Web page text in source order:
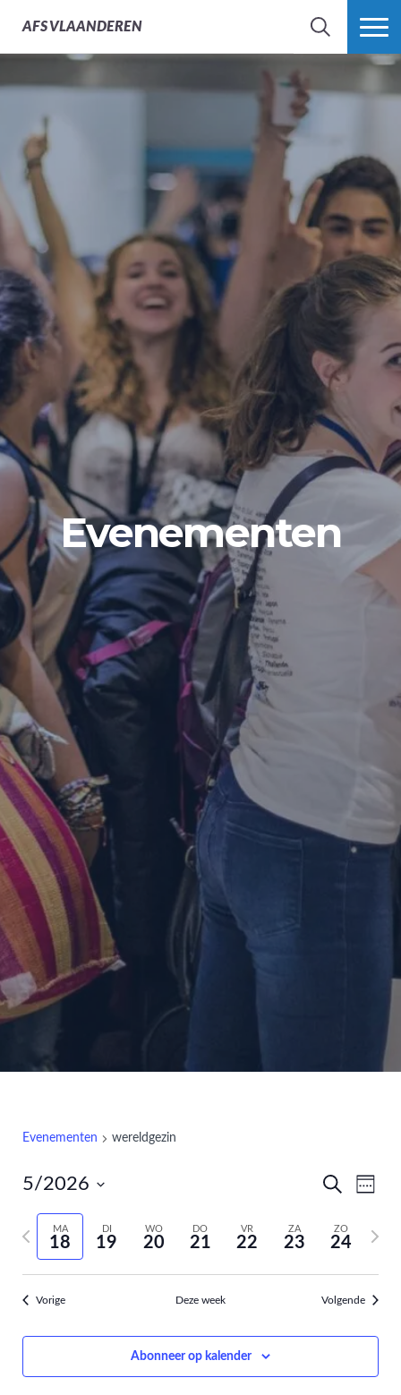
AFSVLAANDEREN
ZOEK MEER
Evenementen
Evenementen wereldgezin
Zoeken
Zoeken
Week
5/2026
datumMA
18
DI
19
WO
20
DO
21
VR
22
ZA
23
ZO
24
vorige
week
Vorige Deze week Volgende
Abonneer op kalender